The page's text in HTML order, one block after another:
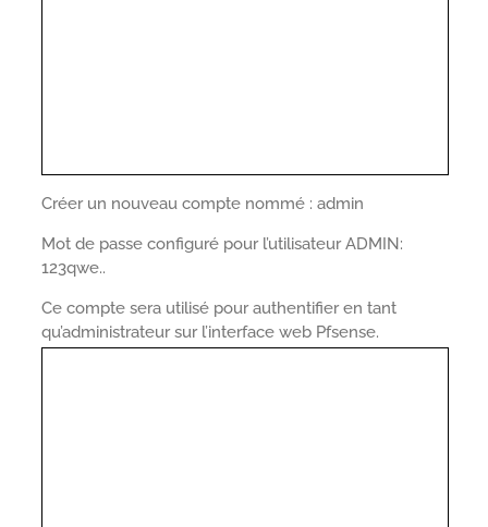
Créer un nouveau compte nommé : admin
Mot de passe configuré pour l’utilisateur ADMIN:
123qwe..
Ce compte sera utilisé pour authentifier en tant
qu’administrateur sur l’interface web Pfsense.